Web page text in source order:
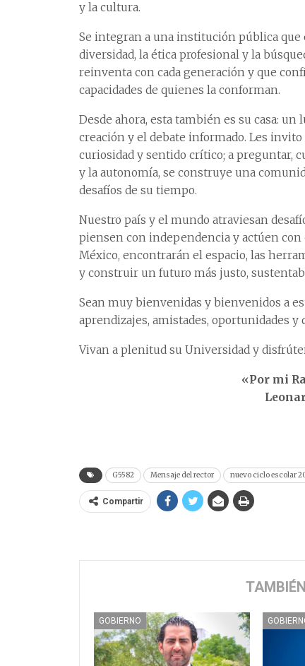
y la cultura.
Se integran a una institución pública
diversidad, la ética profesional y la
reinventa con cada generación y que
capacidades de quienes la conforman.
Desde ahora, esta también es su casa:
creación y el debate informado. Les
curiosidad y sentido crítico; a preguntar,
y la autonomía, se construye una
desafíos de su tiempo.
Nuestro país y el mundo atraviesan
piensen con independencia y actúen
México, encontrarán el espacio, las
y construir un futuro más justo,
Sean muy bienvenidas y bienvenidos a
aprendizajes, amistades, oportunidades y
Vivan a plenitud su Universidad y
«Por mi
G5582 Mensaje del rector nuevo ciclo escolar
Compartir
GOBIERNO